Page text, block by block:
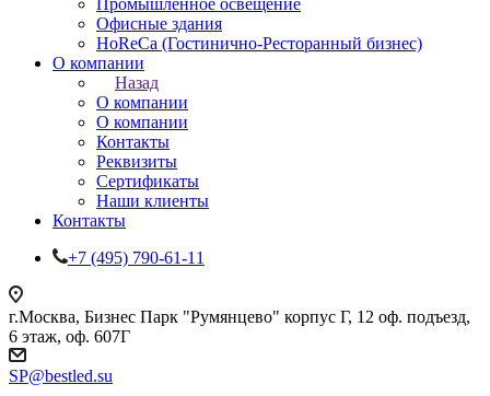
Промышленное освещение
Офисные здания
HoReCa (Гостинично-Ресторанный бизнес)
О компании
Назад
О компании
О компании
Контакты
Реквизиты
Сертификаты
Наши клиенты
Контакты
+7 (495) 790-61-11
г.Москва, Бизнес Парк "Румянцево" корпус Г, 12 оф. подъезд,
6 этаж, оф. 607Г
SP@bestled.su